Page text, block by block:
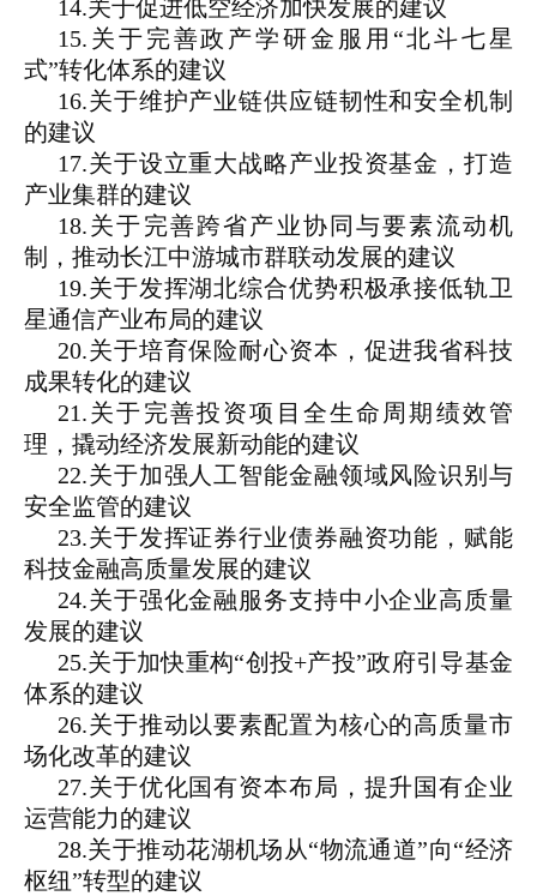
14.关于促进低空经济加快发展的建议
15.关于完善政产学研金服用“北斗七星
式”转化体系的建议
16.关于维护产业链供应链韧性和安全机制
的建议
17.关于设立重大战略产业投资基金，打造
产业集群的建议
18.关于完善跨省产业协同与要素流动机
制，推动长江中游城市群联动发展的建议
19.关于发挥湖北综合优势积极承接低轨卫
星通信产业布局的建议
20.关于培育保险耐心资本，促进我省科技
成果转化的建议
21.关于完善投资项目全生命周期绩效管
理，撬动经济发展新动能的建议
22.关于加强人工智能金融领域风险识别与
安全监管的建议
23.关于发挥证券行业债券融资功能，赋能
科技金融高质量发展的建议
24.关于强化金融服务支持中小企业高质量
发展的建议
25.关于加快重构“创投+产投”政府引导基金
体系的建议
26.关于推动以要素配置为核心的高质量市
场化改革的建议
27.关于优化国有资本布局，提升国有企业
运营能力的建议
28.关于推动花湖机场从“物流通道”向“经济
枢纽”转型的建议